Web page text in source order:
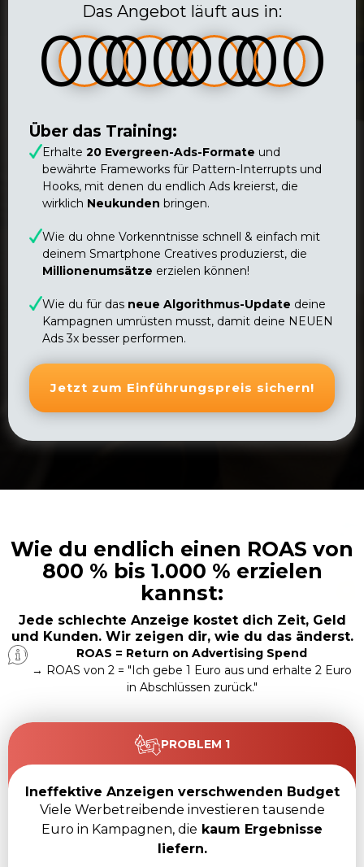
Das Angebot läuft aus in:
00000000
Über das Training:
Erhalte 20 Evergreen-Ads-Formate und
bewährte Frameworks für Pattern-Interrupts und
Hooks, mit denen du endlich Ads kreierst, die
wirklich Neukunden bringen.
Wie du ohne Vorkenntnisse schnell & einfach mit
deinem Smartphone Creatives produzierst, die
Millionenumsätze erzielen können!
Wie du für das neue Algorithmus-Update deine
Kampagnen umrüsten musst, damit deine NEUEN
Ads 3x besser performen.
Jetzt zum Einführungspreis sichern!
Wie du endlich einen ROAS von
800 % bis 1.000 % erzielen
kannst:
Jede schlechte Anzeige kostet dich Zeit, Geld
und Kunden. Wir zeigen dir, wie du das änderst.
ROAS = Return on Advertising Spend
→ ROAS von 2 = "Ich gebe 1 Euro aus und erhalte 2 Euro
in Abschlüssen zurück."
PROBLEM 1
Ineffektive Anzeigen verschwenden Budget
Viele Werbetreibende investieren tausende
Euro in Kampagnen, die kaum Ergebnisse
liefern.